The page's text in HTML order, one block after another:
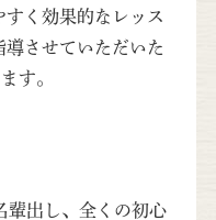
く効果的なレッス
導させていただいた
す。
輩出し、全くの初心